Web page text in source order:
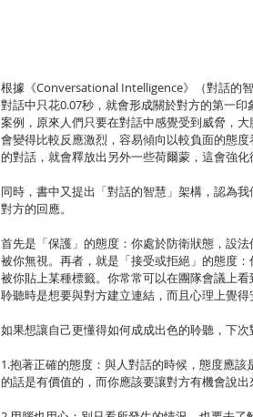
根據《Conversational Intelligence》（對話的
對話中只花0.07秒，就會形成關於對方的第一
案例，原來人們只要在對話中感覺受到威脅，
會變得比較反應激烈，容易傾向以較負面的態
的對話，就會釋放出另外一些荷爾蒙，這會強化
同時，書中又提出「對話的智慧」架構，認為
對方的回應。
首先是「保護」的態度：你處於防衛狀態，設
被你無視。再者，就是「接受或拒絕」的態度
被你貼上某種標籤。你常常可以在團隊會議上
聆聽時是想要與對方建立連結，而且心理上覺得
如果想讓自己更懂得如何成成出色的聆聽，下
1.抱著正確的態度：與人對話的時候，態度應
的話是有價值的，而你應該要讓對方有機會說出